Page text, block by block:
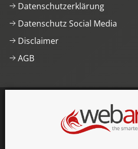
Datenschutzerklärung
Datenschutz Social Media
Disclaimer
AGB
This website was proudly built with
CSS3.